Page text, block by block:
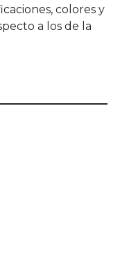
colores y
a los de la